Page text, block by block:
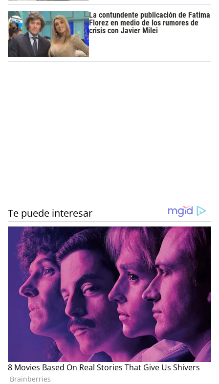
La contundente publicación de Fatima
Florez en medio de los rumores de
crisis con Javier Milei